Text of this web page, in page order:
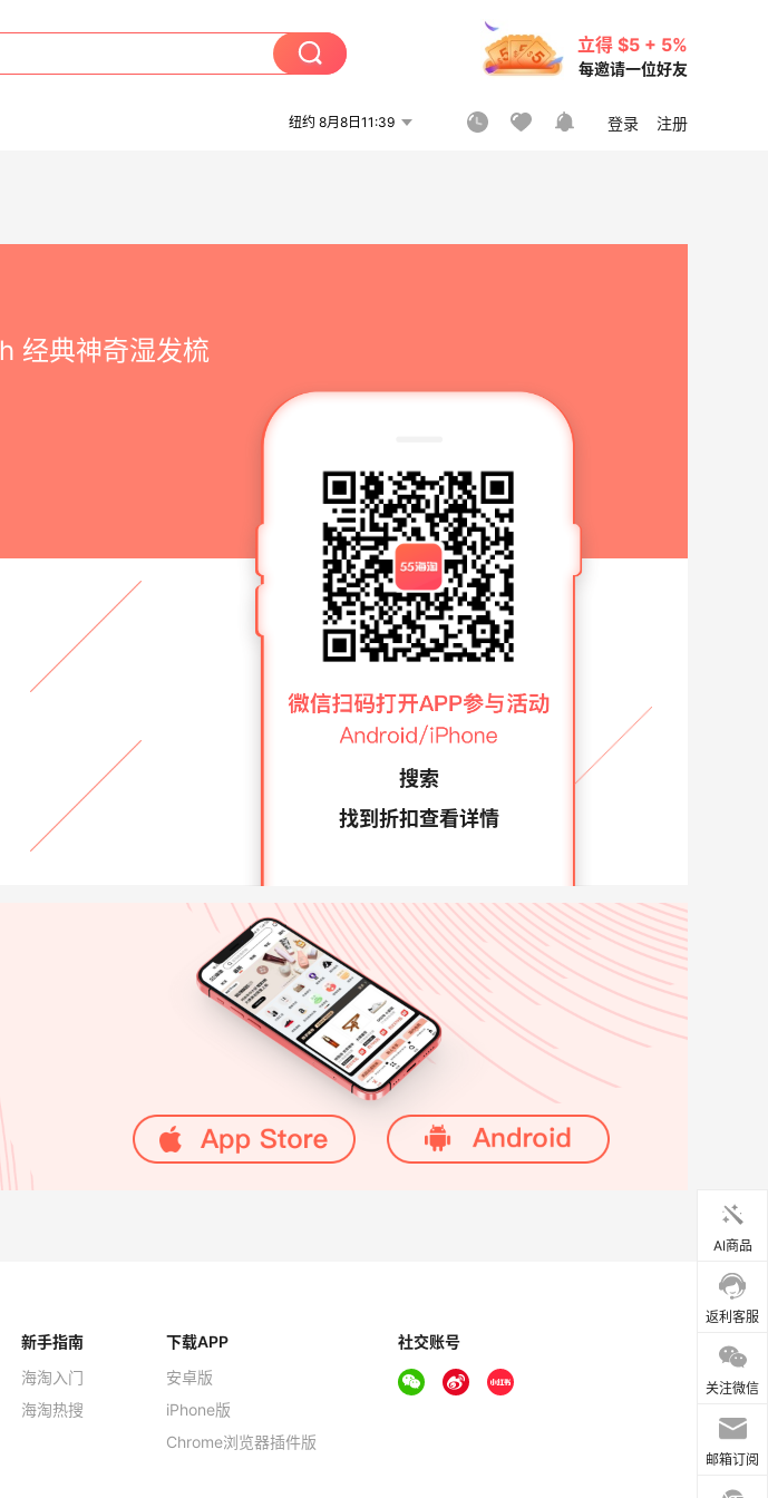
立得 $5 + 5%
每邀请一位好友
纽约 8月8日11:39 登录 注册
经典神奇湿发梳
搜索
找到折扣查看详情
AI商品
返利客服
关注微信
邮箱订阅
新手指南
海淘入门
海淘热搜
下载APP
安卓版
iPhone版
Chrome浏览器插件版
社交账号